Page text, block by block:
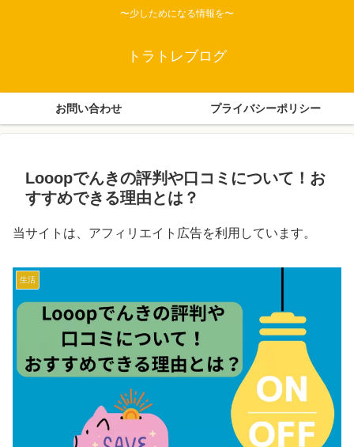
〜少しためになる情報を〜
トラトレブログ
お問い合わせ プライバシーポリシー
Looopでんきの評判や口コミについて！お
すすめできる理由とは？
当サイトは、アフィリエイト広告を利用しています。
生活